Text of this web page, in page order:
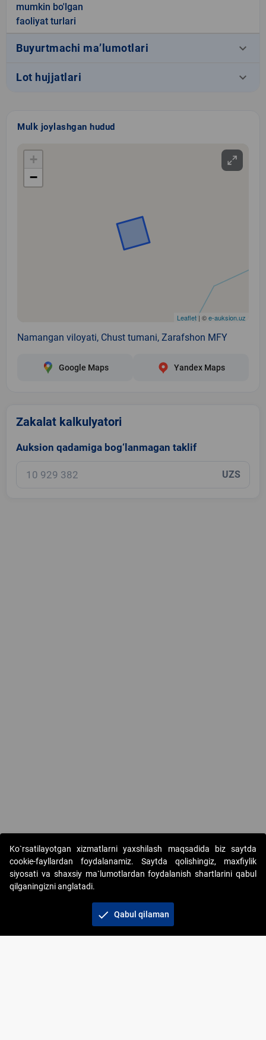
mumkin bo'lgan
faoliyat turlari
Buyurtmachi ma’lumotlari keyboard_arrow_down
Lot hujjatlari keyboard_arrow_down
Mulk joylashgan hudud
+
−
Leaflet | ©e-auksion.uz
Namangan viloyati, Chust tumani, Zarafshon MFY
Google Maps Yandex Maps
Zakalat kalkulyatori
Auksion qadamiga bog‘lanmagan taklif
UZS
Copyright © 2017-2026. "Elektron onlayn-auksionlarni
tashkil etish" AJ. Barcha huquqlar himoyalangan
Ko`rsatilayotgan xizmatlarni yaxshilash maqsadida biz saytda
cookie-fayllardan foydalanamiz. Saytda qolishingiz, maxfiylik
siyosati va shaxsiy ma`lumotlardan foydalanish shartlarini qabul
qilganingizni anglatadi.
check Qabul qilaman